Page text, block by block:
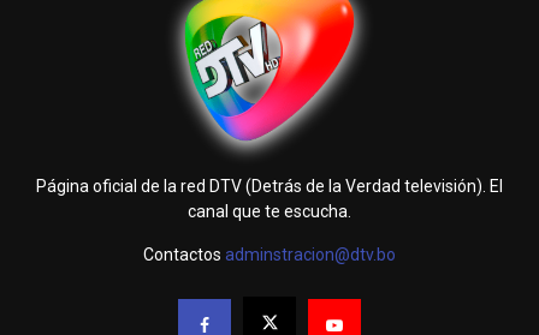
Página oficial de la red DTV (Detrás de la Verdad televisión). El
canal que te escucha.
Contactos adminstracion@dtv.bo